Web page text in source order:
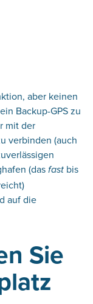
aber keinen
Backup-GPS zu
mit der
verbinden (auch
(das fastbis
auf die
Sie